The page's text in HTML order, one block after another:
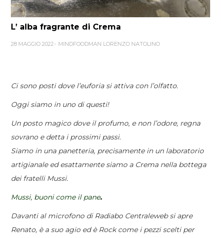
L’ alba fragrante di Crema
28 MAGGIO 2022 MINDFOODMAN LORENZO NATOLINO
Ci sono posti dove l’euforia si attiva con l’olfatto.
Oggi siamo in uno di questi!
Un posto magico dove il profumo, e non l’odore, regna
sovrano e detta i prossimi passi.
Siamo in una panetteria, precisamente in un laboratorio
artigianale ed esattamente siamo a Crema nella bottega
dei fratelli Mussi.
Mussi, buoni come il pane.
Davanti al microfono di Radiabo Centraleweb si apre
Renato, è a suo agio ed è Rock come i pezzi scelti per